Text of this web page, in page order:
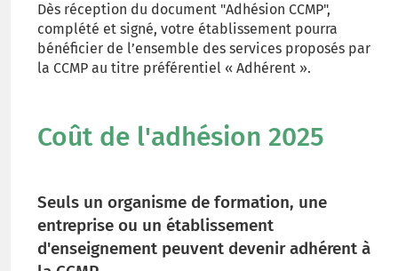
Dès réception du document "Adhésion CCMP",
complété et signé, votre établissement pourra
bénéficier de l’ensemble des services proposés par
la CCMP au titre préférentiel « Adhérent ».
Coût de l'adhésion 2025
Seuls un organisme de formation, une
entreprise ou un établissement
d'enseignement peuvent devenir adhérent à